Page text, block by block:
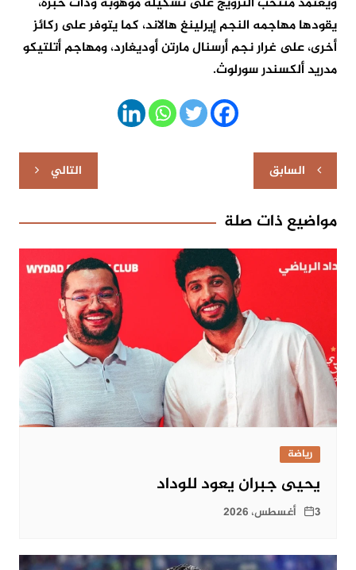
يقودها مهاجمه النجم إيرلينغ هالاند، كما يتوفر على ركائز
أخرى، على غرار نجم أرسنال مارتن أوديغارد، ومهاجم أتلتيكو
مدريد ألكسندر سورلوث.
تصفّح
المقالات
السابق التالي
مواضيع ذات صلة
رياضة
يحيى جبران يعود للوداد
3 أغسطس، 2026